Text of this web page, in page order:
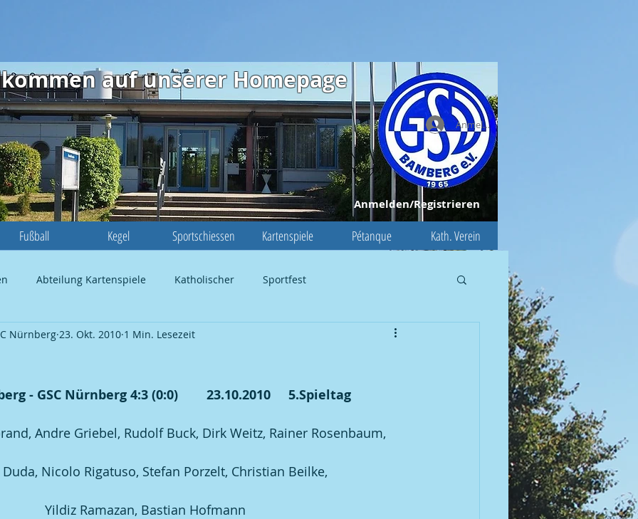
Anmelden/Registrieren
Fußball Kegel Sportschiessen Kartenspiele Pétanque Kath. Verein
auf unserer Homepage
Anmelden
Abteilung Kartenspiele Katholischer Sportfest
Ortsverband Frauentreff Ortsverband Veranstaltung
2009 Fußball | Saison 2009 / 10 Pokalmeisterschaft 2010
2013 Fußball | Saison 2013 / 14
Nürnberg 23. Okt. 2010 1 Min. Lesezeit
- GSC Nürnberg 4:3 (0:0)        23.10.2010     5.Spieltag
Andre Griebel, Rudolf Buck, Dirk Weitz, Rainer Rosenbaum,
Nicolo Rigatuso, Stefan Porzelt, Christian Beilke,
Yildiz Ramazan, Bastian Hofmann